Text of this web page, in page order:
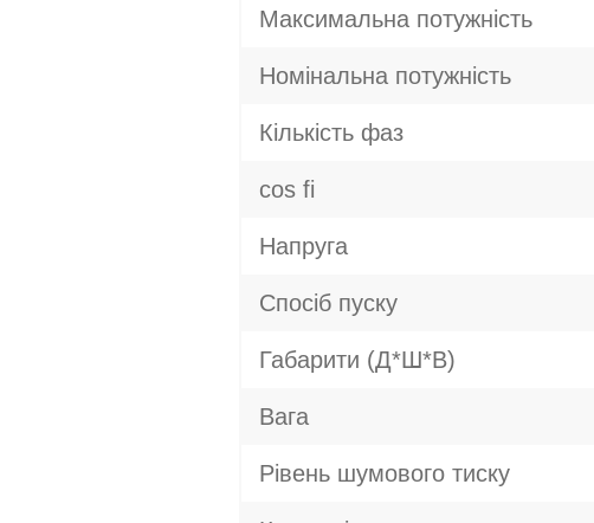
Максимальна потужність
Номінальна потужність
Кількість фаз
cos fi
Напруга
Спосіб пуску
Габарити (Д*Ш*В)
Вага
Рівень шумового тиску